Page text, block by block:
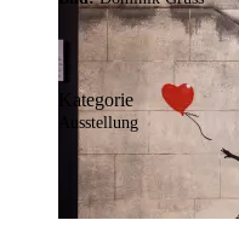
Kategorie
Ausstellung